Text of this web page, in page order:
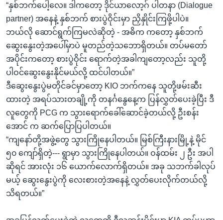
“နှစ်ဘက်ပေါ့လေ။ ဒါကတော့ ဒိုင်ယာလော့ဂ် ပါတနာ (Dialogue
partner) အနေနဲ့ နှစ်ဘက် စားပွဲဝိုင်းမှာ ညှိနှိုင်းကြဖို့ပါပဲ။
ဘယ်လို ဆောင်ရွက်ကြမလဲဆိုတဲ့ - အဓိက ကတော့ နှစ်ဘက်
ဆွေးနွေးတဲ့အပေါ်မှာပဲ မူတည်တဲ့သဘောရှိတယ်။ တပ်မတော်
အပိုင်းကတော့ စားပွဲဝိုင်း ရောက်တဲ့အခါကျတော့လည်း သူတို့
ပါဝင်ဆွေးနွေးနိုင်မယ်လို့ ထင်ပါတယ်။”
ဒီဆွေးနွေးပွဲမတိုင်ခင်မှာတော့ KIO ဘက်ကနေ သူတို့ဖမ်းဆီး
ထားတဲ့ အရပ်သားတချို့ကို တနင်္ဂနွေနေ့က ပြန်လွှတ်ပေးခဲ့ပြီး ဒီ
လူတွေကို PCG က သွားရောက်ခေါ်ဆောင်ခဲ့တယ်လို့ ဦးစန်း
အောင် က ဆက်ပြောပြပါတယ်။
“ကျနော်တို့အဖွဲ့တွေ သွားကြိုနေပါတယ်။ မြစ်ကြီးနားမြို့နဲ့ မိုင်
၅၀ ကျော်ရှိတဲ့--- ရွာမှာ သွားကြိုနေပါတယ်။ ဝန်ထမ်း ၂ ဦး အပါ
ဆိုရင် အားလုံး ၁၆ ယောက်လောက်ရှိတယ်။ အခု သဘက်ခါလုပ်
မယ့် ဆွေးနွေးပွဲကို လေးစားတဲ့အနေနဲ့ လွှတ်ပေးလိုက်တယ်လို့
သိရတယ်။”